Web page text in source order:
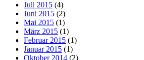
Juli 2015 (4)
Juni 2015 (2)
Mai 2015 (1)
März 2015 (1)
Februar 2015 (1)
Januar 2015 (1)
Oktober 2014 (2)